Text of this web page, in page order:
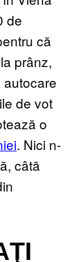
de
că
prânz,
de vot
o
. Nici n-
câtă